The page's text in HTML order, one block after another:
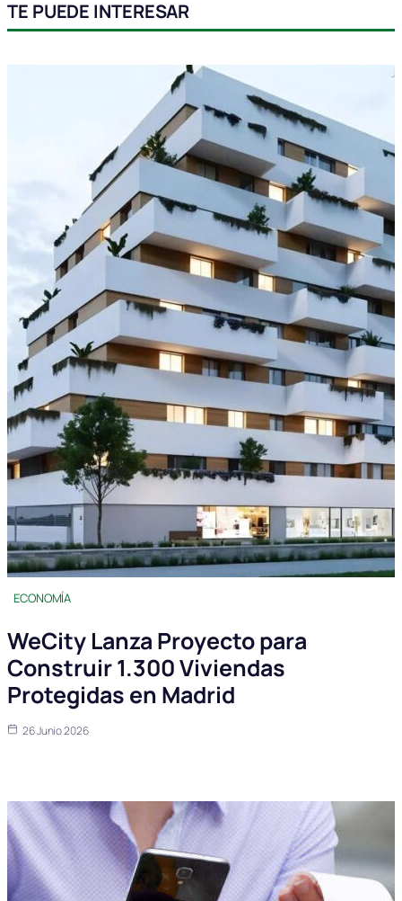
TE PUEDE INTERESAR
ECONOMÍA
WeCity Lanza Proyecto para
Construir 1.300 Viviendas
Protegidas en Madrid
26 Junio 2026